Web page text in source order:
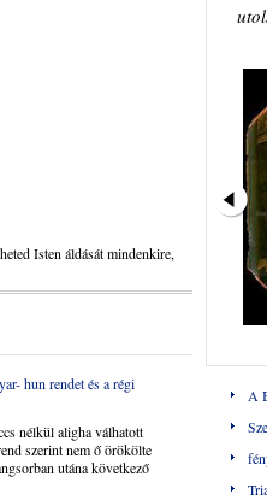
Isten áldását mindenkire,
hun rendet és a régi
nélkül aligha válhatott
szerint nem ő örökölte
utána következő
A